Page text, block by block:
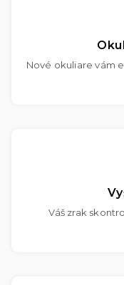
Nové okuliare vám
Váš zrak